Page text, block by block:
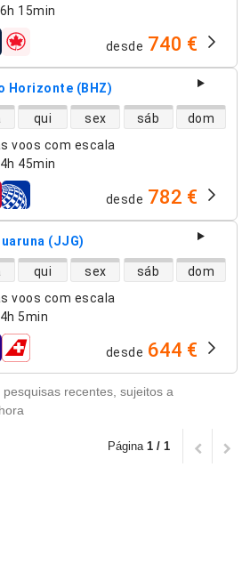
15min
desde 740 €
Horizonte (BHZ)
voos com escala
45min
diretos
qui sex sáb dom
desde 782 €
(JJG)
voos com escala
5min
diretos
qui sex sáb dom
desde 644 €
recentes, sujeitos a
Página 1 / 1